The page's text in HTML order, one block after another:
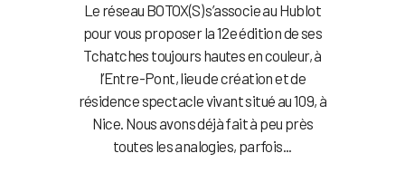
Le réseau BOTOX(S) s’associe au Hublot
pour vous proposer la 12e édition de ses
Tchatches toujours hautes en couleur, à
l’Entre-Pont, lieu de création et de
résidence spectacle vivant situé au 109, à
Nice. Nous avons déjà fait à peu près
toutes les analogies, parfois...